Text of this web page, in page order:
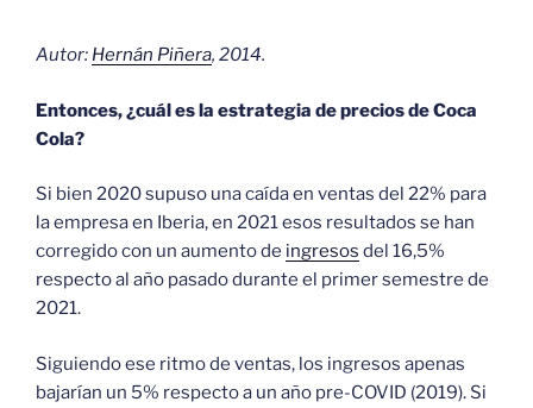
Autor: Hernán Piñera, 2014.
Entonces, ¿cuál es la estrategia de precios de Coca
Cola?
Si bien 2020 supuso una caída en ventas del 22% para
la empresa en Iberia, en 2021 esos resultados se han
corregido con un aumento de ingresos del 16,5%
respecto al año pasado durante el primer semestre de
2021.
Siguiendo ese ritmo de ventas, los ingresos apenas
bajarían un 5% respecto a un año pre-COVID (2019). Si